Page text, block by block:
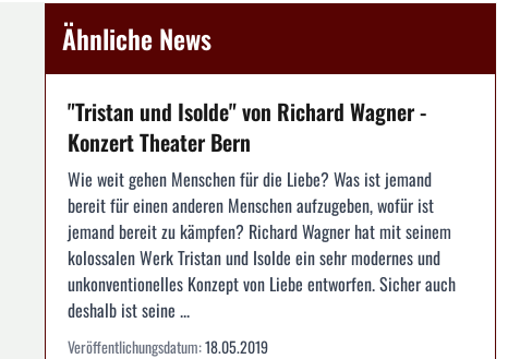
Ähnliche News
"Tristan und Isolde" von Richard Wagner -
Konzert Theater Bern
Wie weit gehen Menschen für die Liebe? Was ist jemand
bereit für einen anderen Menschen aufzugeben, wofür ist
jemand bereit zu kämpfen? Richard Wagner hat mit seinem
kolossalen Werk Tristan und Isolde ein sehr modernes und
unkonventionelles Konzept von Liebe entworfen. Sicher auch
deshalb ist seine ...
Veröffentlichungsdatum:18.05.2019